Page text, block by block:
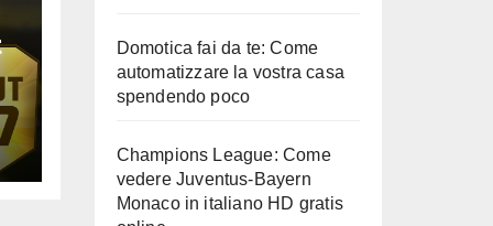
Domotica fai da te: Come
automatizzare la vostra casa
spendendo poco
Champions League: Come
vedere Juventus-Bayern
Monaco in italiano HD gratis